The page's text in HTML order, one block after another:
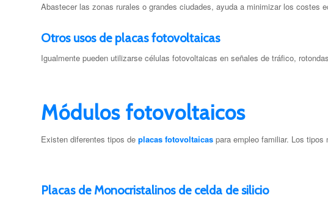
Abastecer las zonas rurales o grandes ciudades, ayuda a minimizar los costes
Otros usos de placas fotovoltaicas
Igualmente pueden utilizarse células fotovoltaicas en señales de tráfico,
Módulos fotovoltaicos
Existen diferentes tipos de placas fotovoltaicas para empleo familiar. Los
Placas de Monocristalinos de celda de silicio